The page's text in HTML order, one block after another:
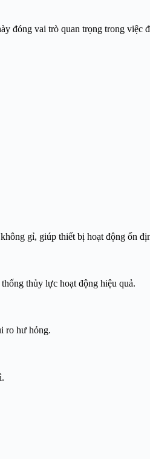
vai trò quan trọng trong việc
gỉ, giúp thiết bị hoạt động ổn
thủy lực hoạt động hiệu quả.
ro hư hỏng.